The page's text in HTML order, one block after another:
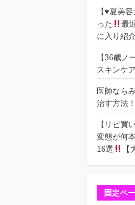
【♥️夏美
った
最
に入り紹介
【36歳
スキンケア
医師なら
治す方法
【リピ買
変態が何
16選
固定ペ